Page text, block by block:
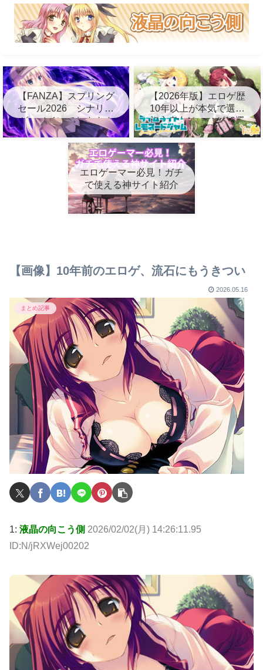
【FANZA】スプリング
セール2026 シナリオ
ゲーメインでおすすめ
10選
【2026年版】エロゲ歴
10年以上が本気で選ぶ
初心者向けエロゲ10選
エロゲーマー必見！ガチ
で使える神サイト紹介
【画像】10年前のエロゲ、流石にもうきつい
2026.05.16
まとめ記事
1: 液晶の向こう側 2026/02/02(月) 14:26:11.95
ID:N/jRXWej00202